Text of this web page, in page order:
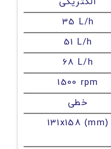
35 L/h
51 L/h
68 L/h
1500 rpm
خطی
131x158 (mm)